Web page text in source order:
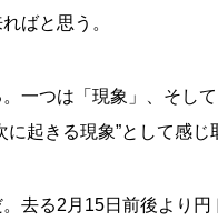
ばと思う。
一つは「現象」、そし
起きる現象”として感
去る2月15日前後より